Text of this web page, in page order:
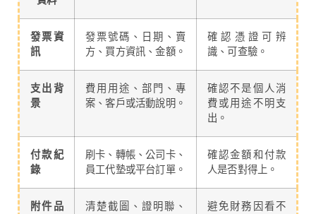
發票資
訊
發票號碼、日期、賣
方、買方資訊、金額。
確認憑證可辨
識、可查驗。
支出背
景
費用用途、部門、專
案、客戶或活動說明。
確認不是個人消
費或用途不明支
出。
付款紀
錄
刷卡、轉帳、公司卡、
員工代墊或平台訂單。
確認金額和付款
人是否對得上。
附件品
清楚截圖、證明聯、
避免財務因看不